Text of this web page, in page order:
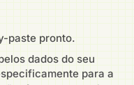
paste pronto.
dados do seu
para a